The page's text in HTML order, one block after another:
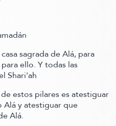
sagrada de Alá, para
ello. Y todas las
Shari'ah
estos pilares es atestiguar
y atestiguar que
Alá.